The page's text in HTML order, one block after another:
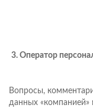
3. Оператор
Вопросы,
данных «компанией»